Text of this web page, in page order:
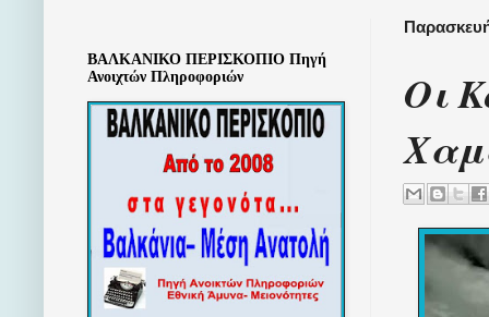
Οι
ΒΑΛΚΑΝΙΚΟ ΠΕΡΙΣΚΟΠΙΟ Πηγή
Ανοιχτών Πληροφοριών